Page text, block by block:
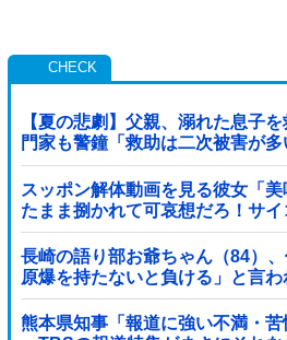
【夏の悲劇】父親、溺れた息子
門家も警鐘「救助は二次被害が多
スッポン解体動画を見る彼女「
たまま捌かれて可哀想だろ！サ
どっち？
長崎の語り部お爺ちゃん（84）
原爆を持たないと負ける」と言
代表（85）も中学生に「核を持
熊本県知事「報道に強い不満・苦